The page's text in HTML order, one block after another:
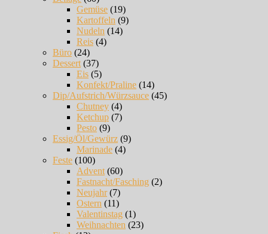
Gemüse (19)
Kartoffeln (9)
Nudeln (14)
Reis (4)
Büro (24)
Dessert (37)
Eis (5)
Konfekt/Praline (14)
Dip/Aufstrich/Würzsauce (45)
Chutney (4)
Ketchup (7)
Pesto (9)
Essig/Öl/Gewürz (9)
Marinade (4)
Feste (100)
Advent (60)
Fastnacht/Fasching (2)
Neujahr(7)
Ostern (11)
Valentinstag (1)
Weihnachten (23)